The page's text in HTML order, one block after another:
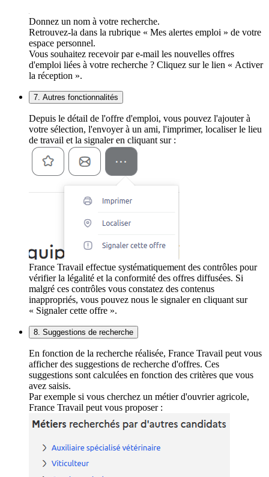
Donnez un nom à votre recherche.
Retrouvez-la dans la rubrique « Mes alertes emploi » de votre
espace personnel.
Vous souhaitez recevoir par e-mail les nouvelles offres
d'emploi liées à votre recherche ? Cliquez sur le lien « Activer
la réception ».
7. Autres fonctionnalités
Depuis le détail de l'offre d'emploi, vous pouvez l'ajouter à
votre sélection, l'envoyer à un ami, l'imprimer, localiser le lieu
de travail et la signaler en cliquant sur :
France Travail effectue systématiquement des contrôles pour
vérifier la légalité et la conformité des offres diffusées. Si
malgré ces contrôles vous constatez des contenus
inappropriés, vous pouvez nous le signaler en cliquant sur
« Signaler cette offre ».
8. Suggestions de recherche
En fonction de la recherche réalisée, France Travail peut vous
afficher des suggestions de recherche d'offres. Ces
suggestions sont calculées en fonction des critères que vous
avez saisis.
Par exemple si vous cherchez un métier d'ouvrier agricole,
France Travail peut vous proposer :